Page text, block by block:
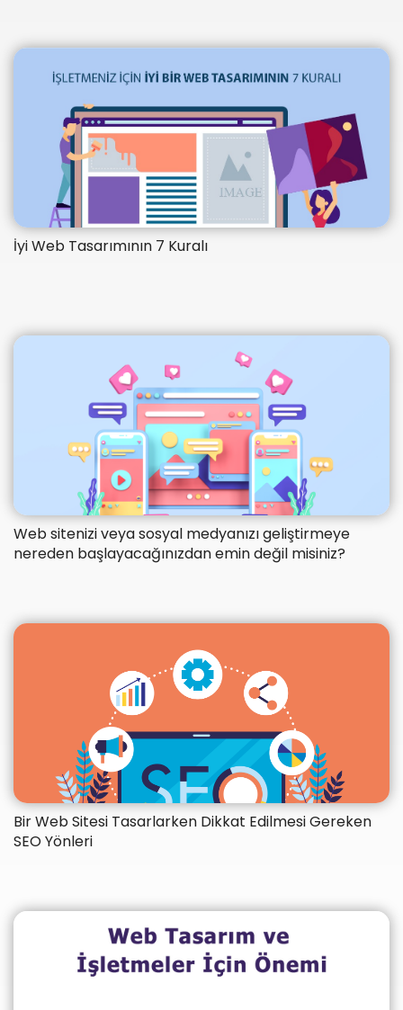
İyi Web Tasarımının 7 Kuralı
Web sitenizi veya sosyal medyanızı geliştirmeye
nereden başlayacağınızdan emin değil misiniz?
Bir Web Sitesi Tasarlarken Dikkat Edilmesi Gereken
SEO Yönleri